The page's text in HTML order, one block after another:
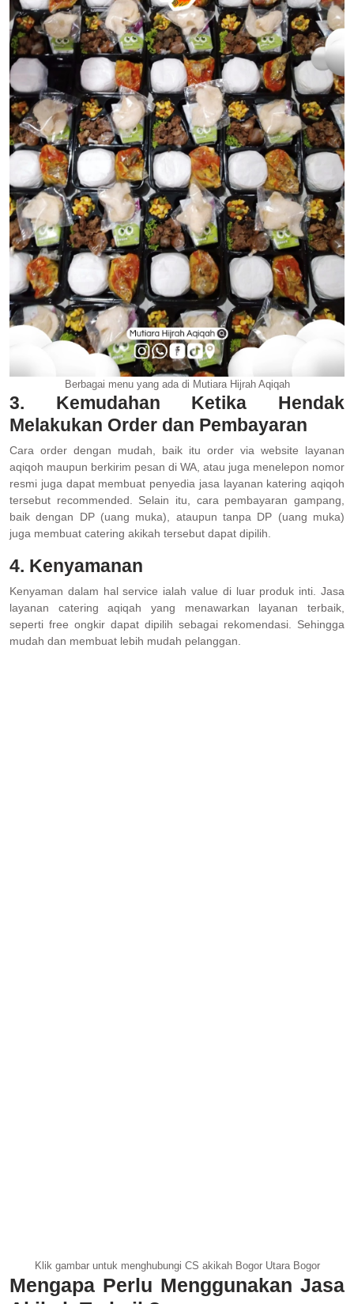
Berbagai menu yang ada di Mutiara Hijrah Aqiqah
3. Kemudahan Ketika Hendak
Melakukan Order dan Pembayaran
Cara order dengan mudah, baik itu order via website layanan
aqiqoh maupun berkirim pesan di WA, atau juga menelepon nomor
resmi juga dapat membuat penyedia jasa layanan katering aqiqoh
tersebut recommended. Selain itu, cara pembayaran gampang,
baik dengan DP (uang muka), ataupun tanpa DP (uang muka)
juga membuat catering akikah tersebut dapat dipilih.
4. Kenyamanan
Kenyaman dalam hal service ialah value di luar produk inti. Jasa
layanan catering aqiqah yang menawarkan layanan terbaik,
seperti free ongkir dapat dipilih sebagai rekomendasi. Sehingga
mudah dan membuat lebih mudah pelanggan.
Klik gambar untuk menghubungi CS akikah Bogor Utara Bogor
Mengapa Perlu Menggunakan Jasa